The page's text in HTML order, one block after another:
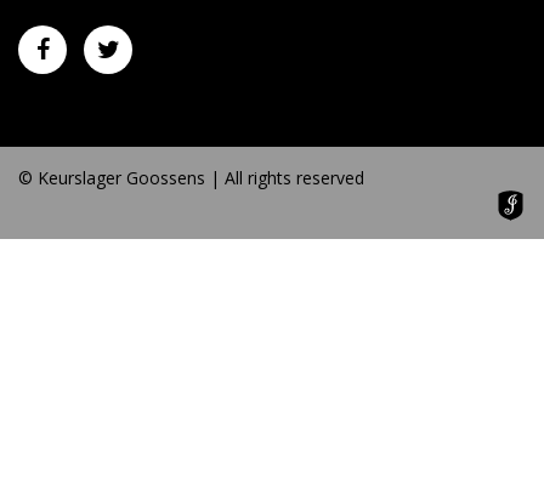
© Keurslager Goossens | All rights reserved